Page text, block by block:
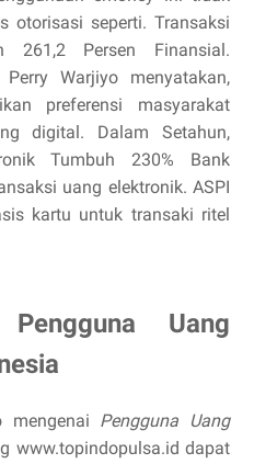
otorisasi seperti. Transaksi
261,2 Persen Finansial.
Warjiyo menyatakan,
preferensi masyarakat
digital. Dalam Setahun,
Tumbuh 230% Bank
uang elektronik. ASPI
kartu untuk transaki ritel
Uang
Pengguna Uang
www.topindopulsa.id dapat